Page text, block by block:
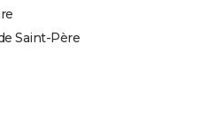
Saint-Père